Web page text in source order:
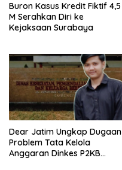
Buron Kasus Kredit Fiktif 4,5
M Serahkan Diri ke
Kejaksaan Surabaya
Dear Jatim Ungkap Dugaan
Problem Tata Kelola
Anggaran Dinkes P2KB